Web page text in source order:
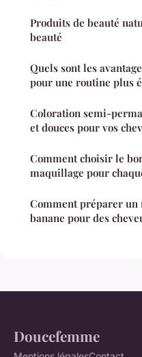
Produits de beauté
beauté
Quels sont les
pour une routine plus
Coloration semi-
et douces pour vos
Comment choisir le
maquillage pour
Comment préparer
banane pour des
Doucefemme